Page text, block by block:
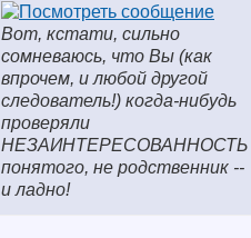
Вот, кстати, сильно
сомневаюсь, что Вы (как
впрочем, и любой другой
следователь!) когда-нибудь
проверяли
НЕЗАИНТЕРЕСОВАННОСТЬ
понятого, не родственник --
и ладно!